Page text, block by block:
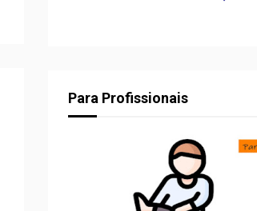
Para Profissionais